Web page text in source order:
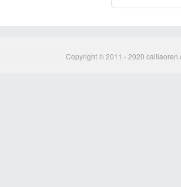
Copyright © 2011 - 2020